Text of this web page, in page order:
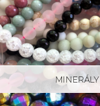
MINERÁLY